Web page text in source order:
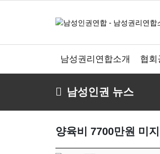
남성권리연합소개 협회
남성인권 뉴스
양육비 7700만원 미